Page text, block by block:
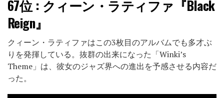
67位 : クィーン・ラティファ『Black
Reign』
クィーン・ラティファはこの3枚目のアルバムでも多才ぶ
りを発揮している。抜群の出来になった「Winki’s
Theme」は、彼女のジャズ界への進出を予感させる内容だ
った。